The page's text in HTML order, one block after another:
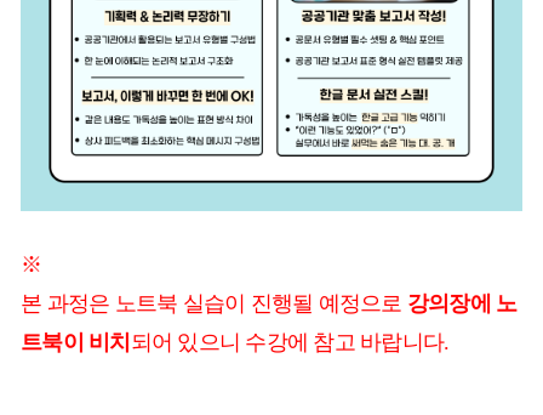
※
본 과정은 노트북 실습이 진행될 예정으로 강의장에 노
트북이 비치 되어 있으니 수강에 참고 바랍니다.